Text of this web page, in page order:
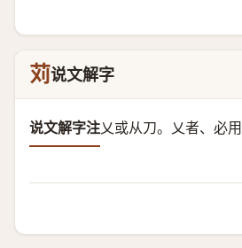
苅说文解字
说文解字注乂或从刀。 乂者、必用